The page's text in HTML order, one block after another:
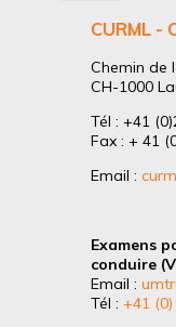
CURML -
Chemin de
CH-1000
Tél : +41
Fax : + 41
Email :
Examens
conduire
Email :
Tél : +41